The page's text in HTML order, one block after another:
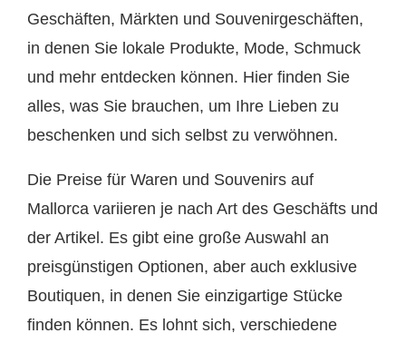
Geschäften, Märkten und Souvenirgeschäften,
in denen Sie lokale Produkte, Mode, Schmuck
und mehr entdecken können. Hier finden Sie
alles, was Sie brauchen, um Ihre Lieben zu
beschenken und sich selbst zu verwöhnen.
Die Preise für Waren und Souvenirs auf
Mallorca variieren je nach Art des Geschäfts und
der Artikel. Es gibt eine große Auswahl an
preisgünstigen Optionen, aber auch exklusive
Boutiquen, in denen Sie einzigartige Stücke
finden können. Es lohnt sich, verschiedene